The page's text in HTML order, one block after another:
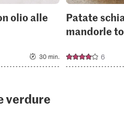
olio alle
30 min.
Patate
mandorle
6
verdure